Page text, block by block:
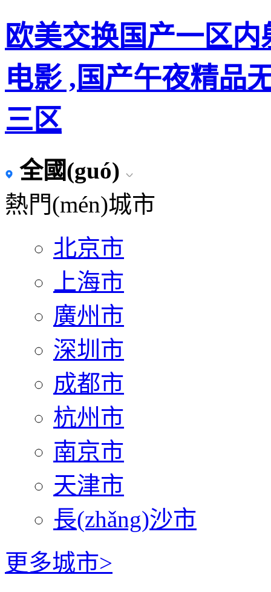
欧美交换国产一区
电影 ,国产午夜精品
三区
全國(guó)
熱門(mén)城市
北京市
上海市
廣州市
深圳市
成都市
杭州市
南京市
天津市
長(zhǎng)沙市
更多城市>